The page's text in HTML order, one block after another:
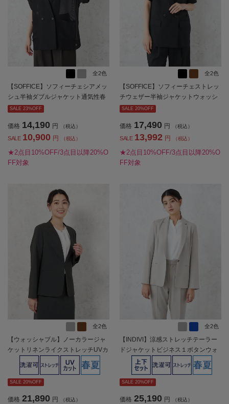
全2色
【SOFFICE】ソフィーチェシアメッ
シュ半袖ダブルジャケット通気性春
夏SALE 23%OFF
価格 14,190 円 （税込）
SALE 10,900 円 （税込）
★2点目10%OFF/3点目以降20%O
FF対象
全2色
【SOFFICE】ソフィーチェストレッ
チウェザー半袖ジャケットウォッシ
ャブル春夏
SALE 20%OFF
価格 17,490 円 （税込）
SALE 13,992 円 （税込）
★2点目10%OFF/3点目以降20%O
FF対象
全2色
【ウォッシャブル】ノーカラージャ
ケットリネンライクストレッチUVカ
ットSOFFICE春夏【レディース】
SALE 20%OFF
価格 21,890 円 （税込）
全2色
【INDIVI】涼感ストレッチテーラー
ドジャケットビジネス１ボタンウォ
ッシャブル春夏【レディース】
SALE 20%OFF
価格 25,190 円 （税込）